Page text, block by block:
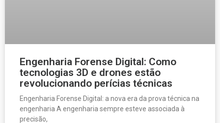
Engenharia Forense Digital: Como
tecnologias 3D e drones estão
revolucionando perícias técnicas
Engenharia Forense Digital: a nova era da prova técnica na
engenharia A engenharia sempre esteve associada à
precisão,